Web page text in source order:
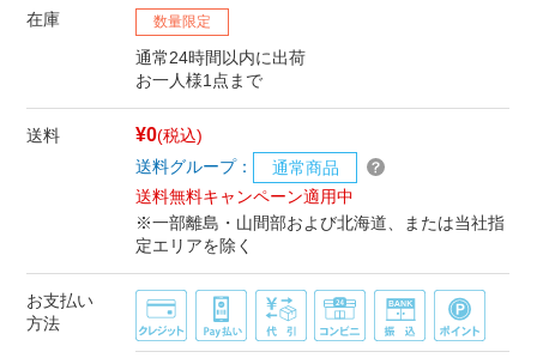
在庫 数量限定
通常24時間以内に出荷
お一人様1点まで
送料 ¥0(税込)
送料グループ：
通常商品
送料無料キャンペーン適用中
※一部離島・山間部および北海道、または当社指
定エリアを除く
お支払い
方法